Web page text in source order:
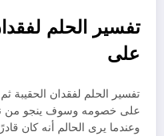
تفسير الحلم
على
تفسير الحلم لفقدان الحقيبة
على خصومه وسوف ينجو من
وعندما يرى الحالم أنه كان